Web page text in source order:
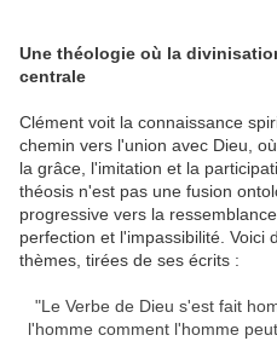
Une théologie où la
centrale
Clément voit la connaissance
chemin vers l'union avec Dieu,
la grâce, l'imitation et la
théosis n'est pas une fusion
progressive vers la
perfection et l'impassibilité. Voici
thèmes, tirées de ses écrits :
"Le Verbe de Dieu s'est fait
l'homme comment l'homme